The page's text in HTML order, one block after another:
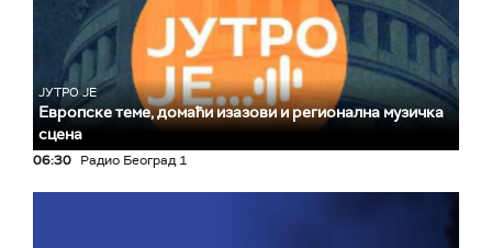
ЈУТРО ЈЕ
Европске теме, домаћи изазови и регионална музичка
сцена
06:30 Радио Београд 1